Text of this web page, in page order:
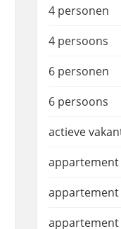
4 personen
4 persoons
6 personen
6 persoons
actieve
appartement
appartement
appartement